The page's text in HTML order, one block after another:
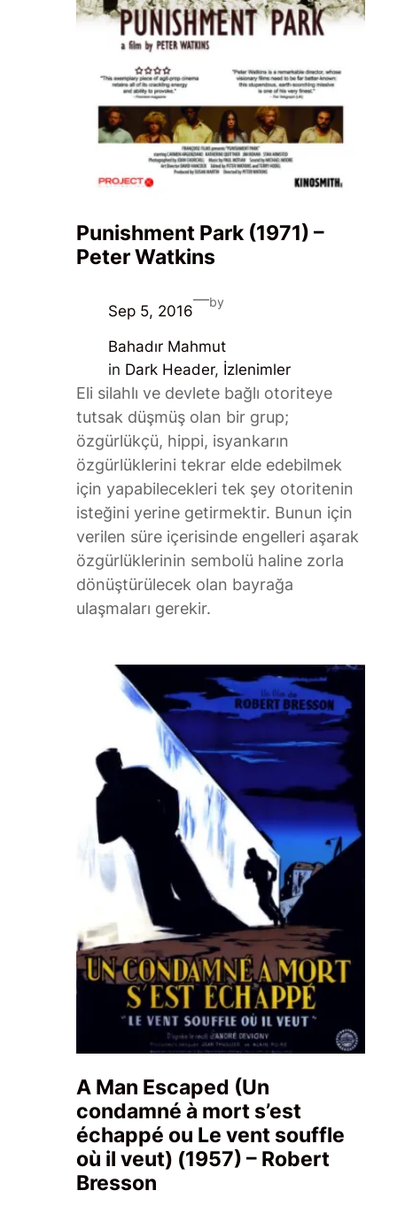
Punishment Park (1971) –
Peter Watkins
Sep 5, 2016
—by
Bahadır Mahmut
in Dark Header, İzlenimler
Eli silahlı ve devlete bağlı otoriteye
tutsak düşmüş olan bir grup;
özgürlükçü, hippi, isyankarın
özgürlüklerini tekrar elde edebilmek
için yapabilecekleri tek şey otoritenin
isteğini yerine getirmektir. Bunun için
verilen süre içerisinde engelleri aşarak
özgürlüklerinin sembolü haline zorla
dönüştürülecek olan bayrağa
ulaşmaları gerekir.
A Man Escaped (Un
condamné à mort s’est
échappé ou Le vent souffle
où il veut) (1957) – Robert
Bresson